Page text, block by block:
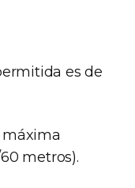
es de
máxima
metros).